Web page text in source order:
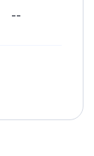
--